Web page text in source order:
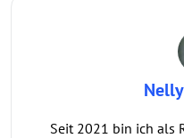
Nelly
Seit 2021 bin ich als